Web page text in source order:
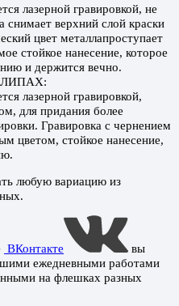
лазерной гравировкой, не
снимает верхний слой краски
цвет металлапроступает
стойкое нанесение, которое
и держится вечно.
лазерной гравировкой,
для придания более
Гравировка с чернением
цветом, стойкое нанесение,
любую вариацию из
ВКонтакте
вы
ежедневными работами
на флешках разных